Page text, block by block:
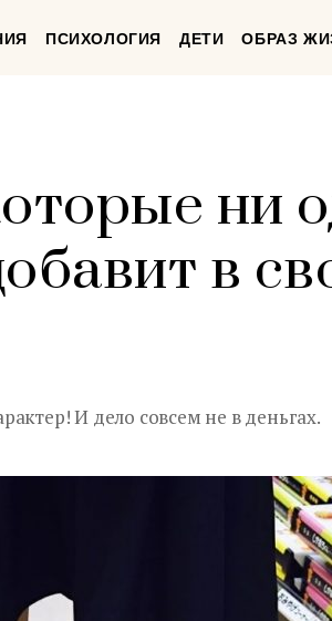
ПСИХОЛОГИЯ ДЕТИ ОБРАЗ
ни
в
И дело совсем не в деньгах.